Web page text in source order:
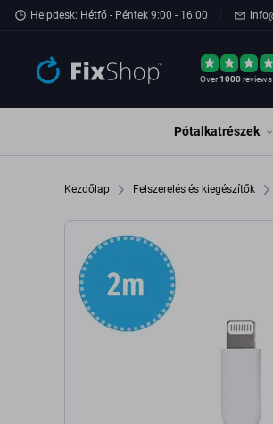
Ugrás az oldal fő részéhez
Helpdesk: Hétfő - Péntek 9:00 - 16:00
Over1000reviews
Pótalkatrészek
Kezdőlap Felszerelés és kiegészítők